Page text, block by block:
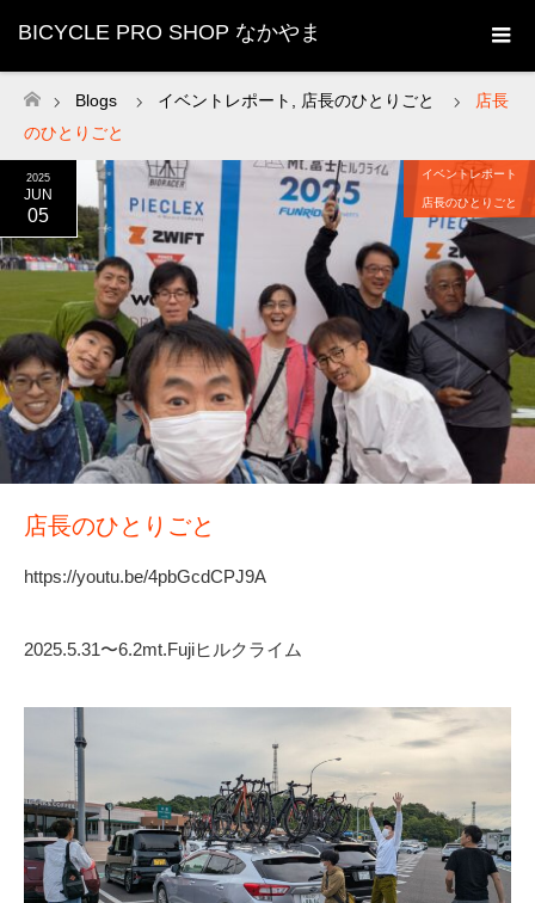
BICYCLE PRO SHOP なかやま
ホーム
Blogs イベントレポート 店長のひとりごと
店長
のひとりごと
2025
JUN
05
イベントレポート
店長のひとりごと
店長のひとりごと
https://youtu.be/4pbGcdCPJ9A
2025.5.31〜6.2mt.Fujiヒルクライム